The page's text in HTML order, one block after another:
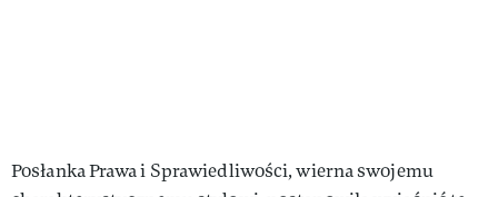
Posłanka Prawa i Sprawiedliwości, wierna swojemu